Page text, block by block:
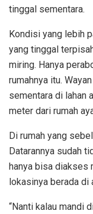
tinggal sementara.
Kondisi yang lebih
yang tinggal
miring. Hanya
rumahnya itu.
sementara di lahan
meter dari rumah
Di rumah yang
Datarannya sudah
hanya bisa diakses
lokasinya berada di
“Nanti kalau mandi